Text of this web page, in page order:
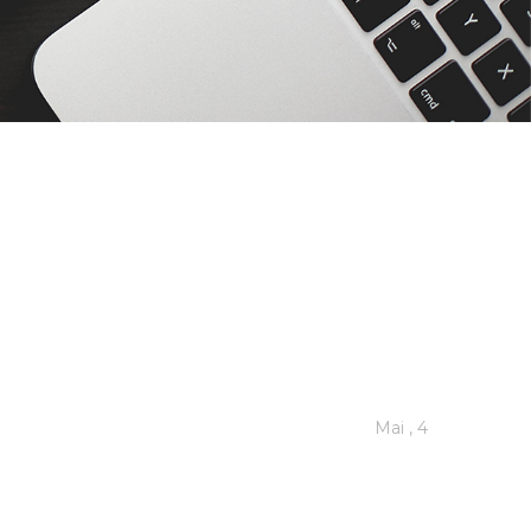
Mai , 4